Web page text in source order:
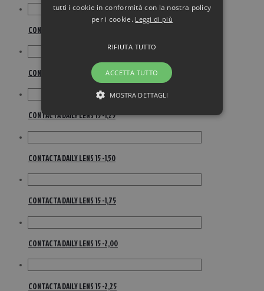
CONTACTA DAILY LENS 15 -0,50
CONTACTA DAILY LENS 15 -0,75
CONTACTA DAILY LENS 15 -1,25
CONTACTA DAILY LENS 15 -1,50
CONTACTA DAILY LENS 15 -1,75
CONTACTA DAILY LENS 15 -2,00
CONTACTA DAILY LENS 15 -2,25
tutti i cookie in conformità con la nostra policy
per i cookie. Leggi di più
ACCETTA TUTTO
RIFIUTA TUTTO
MOSTRA DETTAGLI